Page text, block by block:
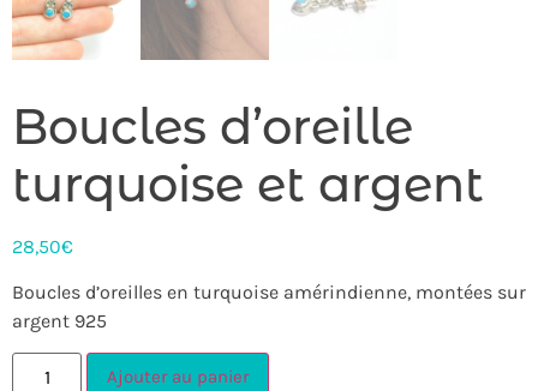
Boucles d’oreille
turquoise et argent
28,50€
Boucles d’oreilles en turquoise amérindienne, montées sur
argent 925
Ajouter au panier